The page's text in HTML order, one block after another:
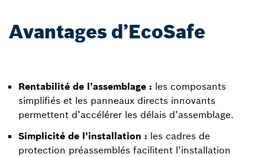
Avantages d’EcoSafe
Rentabilité de l’assemblage : les composants
simplifiés et les panneaux directs innovants
permettent d’accélérer les délais d’assemblage.
Simplicité de l’installation : les cadres de
protection préassemblés facilitent l’installation